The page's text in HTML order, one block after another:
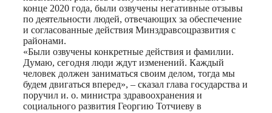
конце 2020 года, были озвучены негативные отзывы
по деятельности людей, отвечающих за обеспечение
и согласованные действия Минздравсоцразвития с
районами.
«Были озвучены конкретные действия и фамилии.
Думаю, сегодня люди ждут изменений. Каждый
человек должен заниматься своим делом, тогда мы
будем двигаться вперед», – сказал глава государства и
поручил и. о. министра здравоохранения и
социального развития Георгию Тотчиеву в